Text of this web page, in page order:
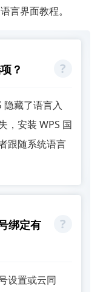
言界面教程。
？
隐藏了语言入
，安装 WPS 国
跟随系统语言
绑定有
设置或云同